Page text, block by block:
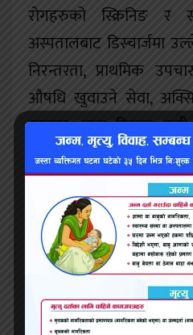
रोगहरुको स्क्रिनिङ र
अस्पतालबाट
निरन्तरता, प्राथमिक
औषधि खुवाउने सेवा,
स्याहार, बाह्य पिसाब
स्याहार, अल्जाइमर तथा
आदिको व्यवस्था गर्नुपर्ने हुन्छ
पुनर्स्थापनात्मक सेवामा
थेरापी, अक्युपञ्चर सेवा,
क्यान्सर रोगको निको
अवस्थामा पुगेका र निको